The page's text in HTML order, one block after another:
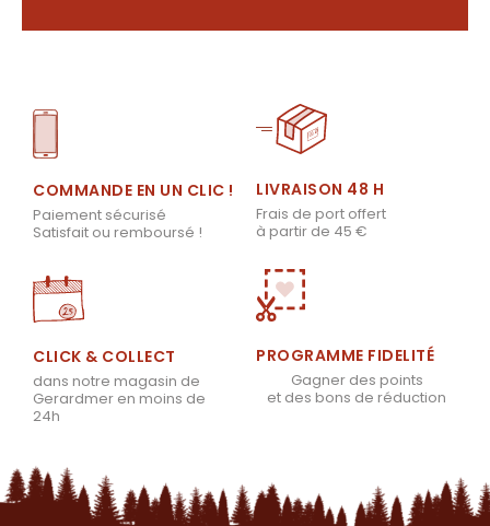
COMMANDE EN UN CLIC !
Paiement sécurisé
Satisfait ou remboursé !
LIVRAISON 48 H
Frais de port offert
à partir de 45 €
CLICK & COLLECT
dans notre magasin de
Gerardmer en moins de
24h
PROGRAMME FIDELITÉ
Gagner des points
et des bons de réduction